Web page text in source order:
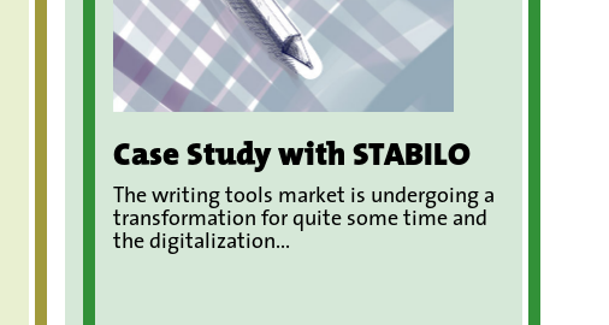
Case Study with STABILO
The writing tools market is undergoing a
transformation for quite some time and
the digitalization...